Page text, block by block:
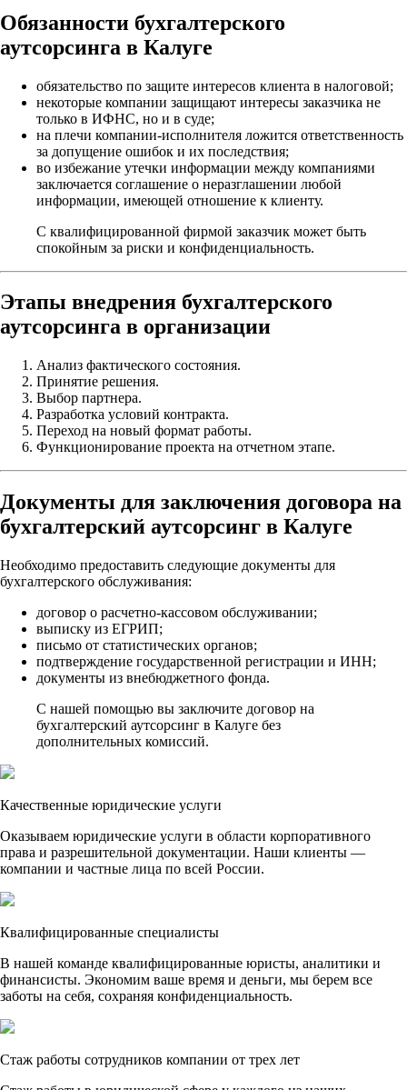
Обязанности бухгалтерского
аутсорсинга в Калуге
обязательство по защите интересов клиента в налоговой;
некоторые компании защищают интересы заказчика не
только в ИФНС, но и в суде;
на плечи компании-исполнителя ложится ответственность
за допущение ошибок и их последствия;
во избежание утечки информации между компаниями
заключается соглашение о неразглашении любой
информации, имеющей отношение к клиенту.
С квалифицированной фирмой заказчик может быть
спокойным за риски и конфиденциальность.
Этапы внедрения бухгалтерского
аутсорсинга в организации
Анализ фактического состояния.
Принятие решения.
Выбор партнера.
Разработка условий контракта.
Переход на новый формат работы.
Функционирование проекта на отчетном этапе.
Документы для заключения договора на
бухгалтерский аутсорсинг в Калуге
Необходимо предоставить следующие документы для
бухгалтерского обслуживания:
договор о расчетно-кассовом обслуживании;
выписку из ЕГРИП;
письмо от статистических органов;
подтверждение государственной регистрации и ИНН;
документы из внебюджетного фонда.
С нашей помощью вы заключите договор на
бухгалтерский аутсорсинг в Калуге без
дополнительных комиссий.
Качественные юридические услуги
Оказываем юридические услуги в области корпоративного
права и разрешительной документации. Наши клиенты —
компании и частные лица по всей России.
Квалифицированные специалисты
В нашей команде квалифицированные юристы, аналитики и
финансисты. Экономим ваше время и деньги, мы берем все
заботы на себя, сохраняя конфиденциальность.
Стаж работы сотрудников компании от трех лет